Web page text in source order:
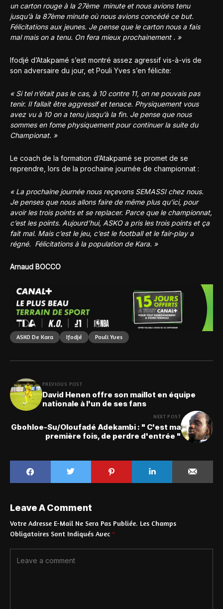
un carton rouge à la 27ème minute et nous avions tenu
jusqu’à la 87ème minute où nous avions concédé ce but.
Félicitations aux jeunes. Je pense que le carton nous a fais
mal mais on a tenu. On fera mieux prochainement . »
Ifodjé d’Atakpamé s’est montré assez agressif vis-à-vis de
son adversaire du jour, et Pouli Yves s’en félicite:
« Si tel n’était pas le cas, à 10 contre 11, on ne pouvais pas
tenir. Il fallait être aggressif et tenace. Physiquement vous
avez vu à 10 on a tenu jusqu’à la fin. Je pense que nous
sommes en fome physiquement pour continuer la suite du
Championat. »
Le coach de la formation d’Atakpamé se promet de se
reprendre, lors de la prochaine journée de championnat :
« La prochaine journée nous reçevons SEMASSI chez nous.
Je penses que nous allons faire de même plus qu’ici, pour
avoir les trois points et se replacer. Parce que le championnat,
c’est les points. Aujourd’hui, ASKO a pris les trois points et ça
fait mal. Mais c’est le jeu, c’est le football et le fair-play a
régné. Félicitations à la population de Kara. »
Arnaud BOCCO
ASKO De Kara Ifodjé Pouli Yves
PREVIOUS POST
David Henen offre son maillot en équipe
nationale à l'un de ses fans
NEXT POST
Gbohloe-Su/Oloufadé Adekambi : " C'est ma
première fois, de perdre d'entrée "
Leave A Comment
Votre Adresse E-Mail Ne Sera Pas Publiée. Les Champs
Obligatoires Sont Indiqués Avec *